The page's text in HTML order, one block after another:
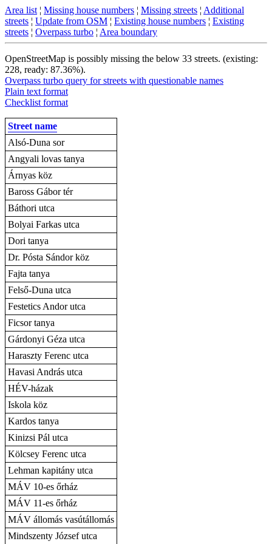
Area list ¦ Missing house numbers ¦ Missing streets ¦ Additional
streets ¦ Update from OSM ¦ Existing house numbers ¦ Existing
streets ¦ Overpass turbo ¦ Area boundary
OpenStreetMap is possibly missing the below 33 streets. (existing:
228, ready: 87.36%).
Overpass turbo query for streets with questionable names
Plain text format
Checklist format
Street name
Alsó-Duna sor
Angyali lovas tanya
Árnyas köz
Baross Gábor tér
Báthori utca
Bolyai Farkas utca
Dori tanya
Dr. Pósta Sándor köz
Fajta tanya
Felső-Duna utca
Festetics Andor utca
Ficsor tanya
Gárdonyi Géza utca
Haraszty Ferenc utca
Havasi András utca
HÉV-házak
Iskola köz
Kardos tanya
Kinizsi Pál utca
Kölcsey Ferenc utca
Lehman kapitány utca
MÁV 10-es őrház
MÁV 11-es őrház
MÁV állomás vasútállomás
Mindszenty József utca